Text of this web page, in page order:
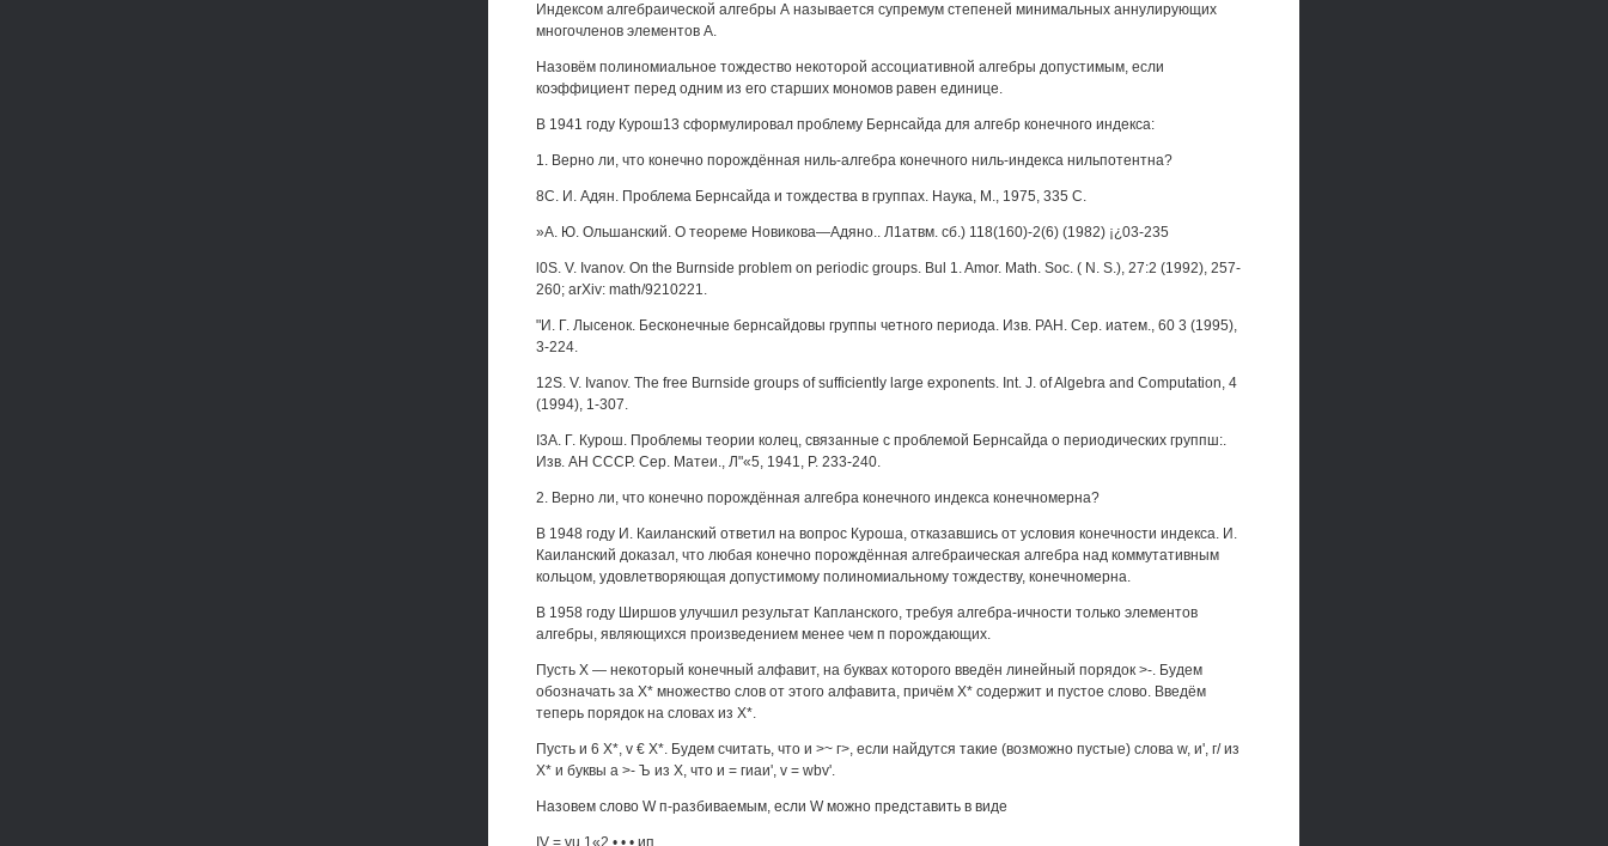
Индексом алгебраической алгебры А называется супремум степеней минимальных аннулирующих
многочленов элементов А.
Назовём полиномиальное тождество некоторой ассоциативной алгебры допустимым, если
коэффициент перед одним из его старших мономов равен единице.
В 1941 году Курош13 сформулировал проблему Бернсайда для алгебр конечного индекса:
1. Верно ли, что конечно порождённая ниль-алгебра конечного ниль-индекса нильпотентна?
8С. И. Адян. Проблема Бернсайда и тождества в группах. Наука, М., 1975, 335 С.
»А. Ю. Ольшанский. О теореме Новикова—Адяно.. Л1атвм. сб.) 118(160)-2(6) (1982) ¡¿03-235
l0S. V. Ivanov. On the Burnside problem on periodic groups. Bul 1. Amor. Math. Soc. ( N. S.), 27:2 (1992), 257-
260; arXiv: math/9210221.
"И. Г. Лысенок. Бесконечные бернсайдовы группы четного периода. Изв. РАН. Сер. иатем., 60 3 (1995),
3-224.
12S. V. Ivanov. The free Burnside groups of sufficiently large exponents. Int. J. of Algebra and Computation, 4
(1994), 1-307.
I3A. Г. Курош. Проблемы теории колец, связанные с проблемой Бернсайда о периодических группш:.
Изв. АН СССР. Сер. Матеи., Л"«5, 1941, Р. 233-240.
2. Верно ли, что конечно порождённая алгебра конечного индекса конечномерна?
В 1948 году И. Каиланский ответил на вопрос Куроша, отказавшись от условия конечности индекса. И.
Каиланский доказал, что любая конечно порождённая алгебраическая алгебра над коммутативным
кольцом, удовлетворяющая допустимому полиномиальному тождеству, конечномерна.
В 1958 году Ширшов улучшил результат Капланского, требуя алгебра-ичности только элементов
алгебры, являющихся произведением менее чем п порождающих.
Пусть X — некоторый конечный алфавит, на буквах которого введён линейный порядок >-. Будем
обозначать за X* множество слов от этого алфавита, причём X* содержит и пустое слово. Введём
теперь порядок на словах из X*.
Пусть и 6 X*, v € X*. Будем считать, что и >~ г>, если найдутся такие (возможно пустые) слова w, и', г/ из
X* и буквы а >- Ъ из X, что и = гиаи', v = wbv'.
Назовем слово W п-разбиваемым, если W можно представить в виде
IV = vu 1«2 • • • ип